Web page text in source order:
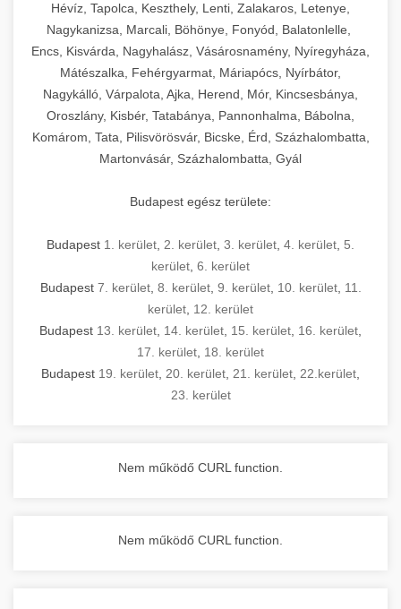
Hévíz, Tapolca, Keszthely, Lenti, Zalakaros, Letenye,
Nagykanizsa, Marcali, Böhönye, Fonyód, Balatonlelle,
Encs, Kisvárda, Nagyhalász, Vásárosnamény, Nyíregyháza,
Mátészalka, Fehérgyarmat, Máriapócs, Nyírbátor,
Nagykálló, Várpalota, Ajka, Herend, Mór, Kincsesbánya,
Oroszlány, Kisbér, Tatabánya, Pannonhalma, Bábolna,
Komárom, Tata, Pilisvörösvár, Bicske, Érd, Százhalombatta,
Martonvásár, Százhalombatta, Gyál
Budapest egész területe:
Budapest 1. kerület 2. kerület 3. kerület 4. kerület 5.
kerület 6. kerület
Budapest 7. kerület, 8. kerület, 9. kerület, 10. kerület, 11.
kerület 12. kerület
Budapest 13. kerület 14. kerület 15. kerület 16. kerület
17. kerület 18. kerület
Budapest 19. kerület 20. kerület 21. kerület 22.kerület
23. kerület
Nem működő CURL function.
Nem működő CURL function.